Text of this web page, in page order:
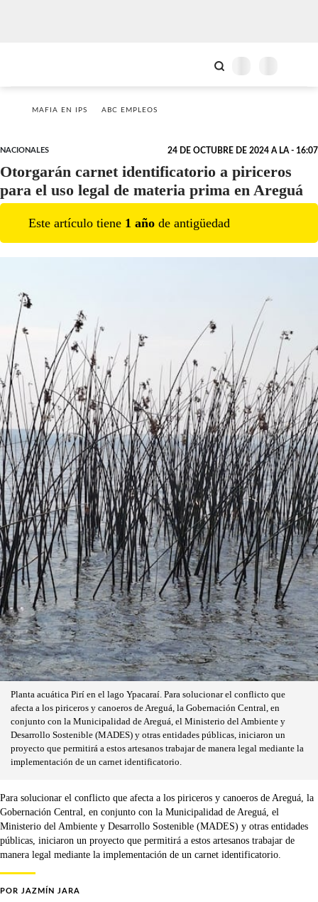
MAFIA EN IPS ABC EMPLEOS
NACIONALES 24 DE OCTUBRE DE 2024 A LA - 16:07
Otorgarán carnet identificatorio a piriceros
para el uso legal de materia prima en Areguá
Este artículo tiene 1 año de antigüedad
Planta acuática Pirí en el lago Ypacaraí. Para solucionar el conflicto que
afecta a los piriceros y canoeros de Areguá, la Gobernación Central, en
conjunto con la Municipalidad de Areguá, el Ministerio del Ambiente y
Desarrollo Sostenible (MADES) y otras entidades públicas, iniciaron un
proyecto que permitirá a estos artesanos trabajar de manera legal mediante la
implementación de un carnet identificatorio.
Para solucionar el conflicto que afecta a los piriceros y canoeros de Areguá, la
Gobernación Central, en conjunto con la Municipalidad de Areguá, el
Ministerio del Ambiente y Desarrollo Sostenible (MADES) y otras entidades
públicas, iniciaron un proyecto que permitirá a estos artesanos trabajar de
manera legal mediante la implementación de un carnet identificatorio.
POR JAZMÍN JARA